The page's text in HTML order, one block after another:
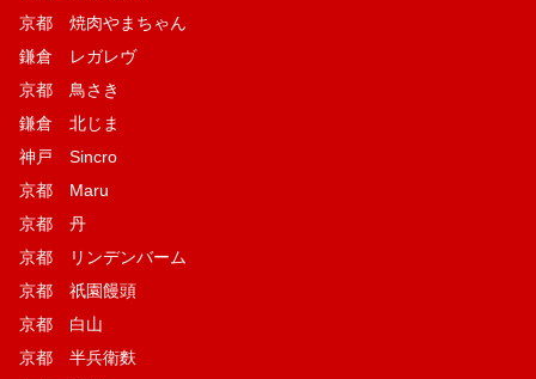
京都 焼肉やまちゃん
鎌倉 レガレヴ
京都 鳥さき
鎌倉 北じま
神戸 Sincro
京都 Maru
京都 丹
京都 リンデンバーム
京都 祇園饅頭
京都 白山
京都 半兵衛麩